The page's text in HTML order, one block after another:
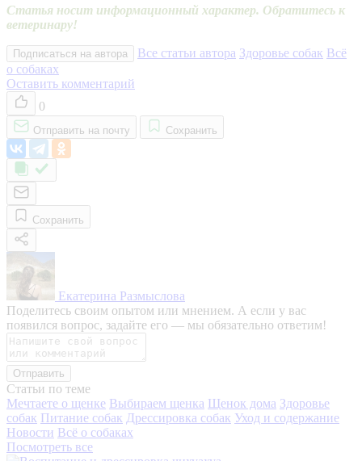
Статья носит информационный характер. Обратитесь к
ветеринару!
Подписаться на автора Все статьи автора Здоровье собак Всё
о собаках
Оставить комментарий
0
Отправить на почту Сохранить
Сохранить
Екатерина Размыслова
Поделитесь своим опытом или мнением. А если у вас
появился вопрос, задайте его — мы обязательно ответим!
Отправить
Статьи по теме
Мечтаете о щенке Выбираем щенка Щенок дома Здоровье
собак Питание собак Дрессировка собак Уход и содержание
Новости Всё о собаках
Посмотреть все